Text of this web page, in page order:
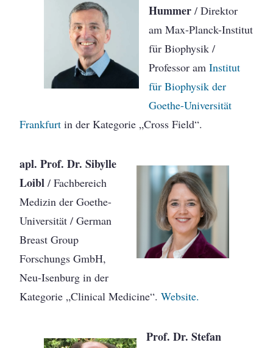
Hummer / Direktor
am Max-Planck-Institut
für Biophysik /
Professor amInstitut
für Biophysik der
Goethe-Universität
Frankfurt in der Kategorie „Cross Field“.
apl. Prof. Dr. Sibylle
Loibl / Fachbereich
Medizin der Goethe-
Universität / German
Breast Group
Forschungs GmbH,
Neu-Isenburg in der
Kategorie „Clinical Medicine“.Website.
Prof. Dr. Stefan